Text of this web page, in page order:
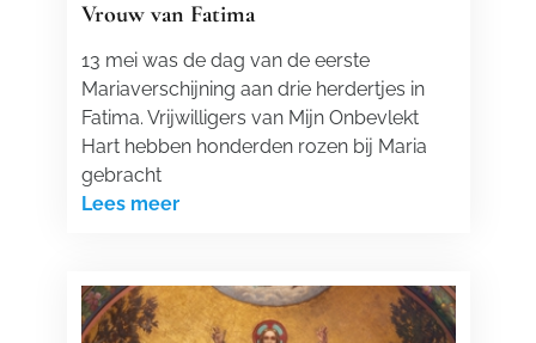
Vrouw van Fatima
13 mei was de dag van de eerste
Mariaverschijning aan drie herdertjes in
Fatima. Vrijwilligers van Mijn Onbevlekt
Hart hebben honderden rozen bij Maria
gebracht
Lees meer